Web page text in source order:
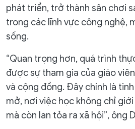
phát triển, trở thành sân chơi
trong các lĩnh vực công nghệ,
sống.
“Quan trọng hơn, quá trình
được sự tham gia của giáo
và cộng đồng. Đây chính là
mở, nơi việc học không chỉ
mà còn lan tỏa ra xã hội”, ông